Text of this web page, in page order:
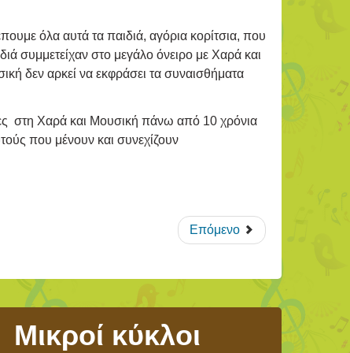
όλα αυτά τα παιδιά, αγόρια κορίτσια, που
συμμετείχαν στο μεγάλο όνειρο με Χαρά και
δεν αρκεί να εκφράσει τα συναισθήματα
στη Χαρά και Μουσική πάνω από 10 χρόνια
που μένουν και συνεχίζουν
Επόμενο
Μικροί κύκλοι